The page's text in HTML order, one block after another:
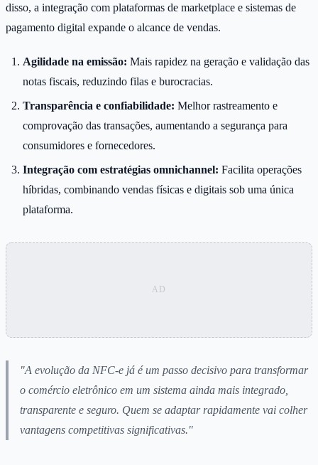
disso, a integração com plataformas de marketplace e sistemas de
pagamento digital expande o alcance de vendas.
Agilidade na emissão: Mais rapidez na geração e validação das
notas fiscais, reduzindo filas e burocracias.
Transparência e confiabilidade: Melhor rastreamento e
comprovação das transações, aumentando a segurança para
consumidores e fornecedores.
Integração com estratégias omnichannel: Facilita operações
híbridas, combinando vendas físicas e digitais sob uma única
plataforma.
"A evolução da NFC-e já é um passo decisivo para transformar
o comércio eletrônico em um sistema ainda mais integrado,
transparente e seguro. Quem se adaptar rapidamente vai colher
vantagens competitivas significativas."